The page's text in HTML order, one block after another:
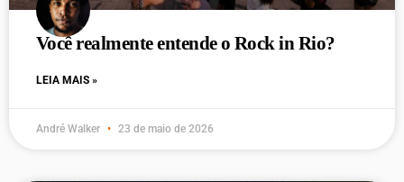
Você realmente entende o Rock in Rio?
LEIA MAIS »
André Walker 23 de maio de 2026